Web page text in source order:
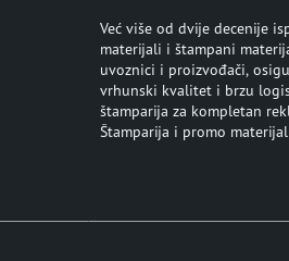
Već više od dvije decenije
materijali i štampani
uvoznici i proizvođači,
vrhunski kvalitet i brzu
štamparija za kompletan
Štamparija i promo